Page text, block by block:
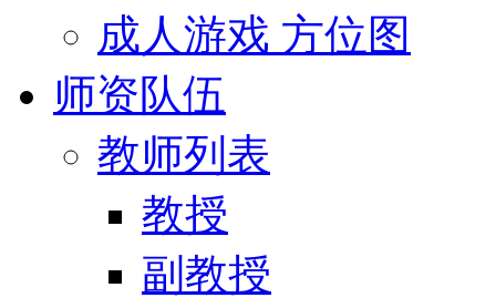
成人游戏 方位图
师资队伍
教师列表
教授
副教授